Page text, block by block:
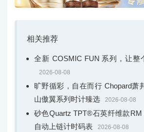
相关推荐
全新 COSMIC FUN 系列，让整
2026-08-08
旷野循彩，自在而行 Chopard萧
山傲翼系列时计臻选
2026-08-08
砂色Quartz TPT®石英纤维款RM
自动上链计时码表
2026-08-08